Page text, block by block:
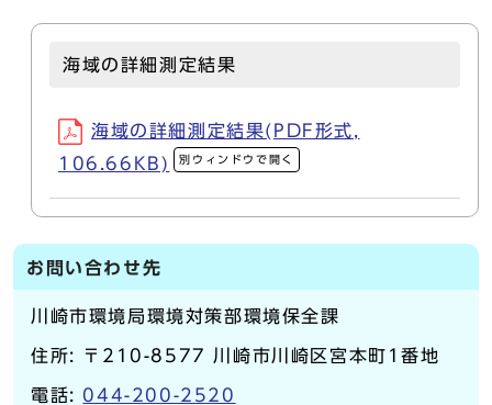
海域の詳細測定結果
海域の詳細測定結果(PDF形式,
106.66KB)
別ウィンドウで開く
お問い合わせ先
川崎市環境局環境対策部環境保全課
住所: 〒210-8577 川崎市川崎区宮本町1番地
電話: 044-200-2520